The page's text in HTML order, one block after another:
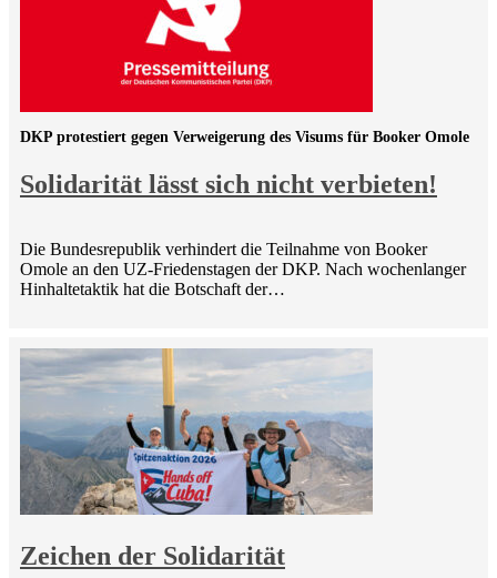
Solidarität lässt sich nicht verbieten!
DKP protestiert gegen Verweigerung des Visums für Booker Omole
Die Bundesrepublik verhindert die Teilnahme von Booker
Omole an den UZ-Friedenstagen der DKP. Nach wochenlanger
Hinhaltetaktik hat die Botschaft der…
Zeichen der Solidarität